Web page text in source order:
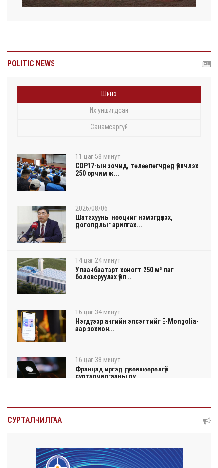
POLITIC NEWS
Шинэ
Их уншигдсан
Санамсаргүй
11 цаг 58 минут
COP17-ын зочид, төлөөлөгчдөд үйлчлэх
250 орчим ж...
2026/08/06
Шатахууны нөөцийг нэмэгдүүлэх,
доголдлыг арилгах...
14 цаг 24 минут
Улаанбаатарт хоногт 250 м³ лаг
боловсруулах үйл...
16 цаг 34 минут
Нэгдүгээр ангийн элсэлтийг E-Mongolia-
аар зохион...
16 цаг 38 минут
Францад иргэд рүү зөвшөөрөлгүй
сурталчилгааны ду...
16 цаг 42 минут
16 цаг 45 минут
СУРТАЛЧИЛГАА